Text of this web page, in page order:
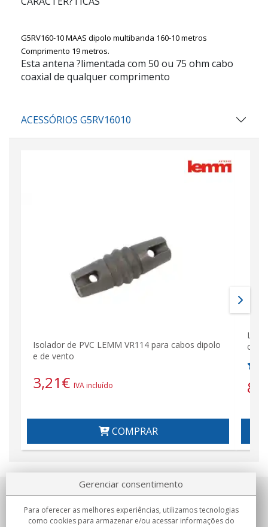
G5RV160-10 MAAS dipolo multibanda 160-10 metros
Comprimento 19 metros.
Esta antena ?limentada com 50 ou 75 ohm cabo
coaxial de qualquer comprimento
ACESSÓRIOS G5RV16010
Isolador de PVC LEMM VR114 para cabos dipolo
e de vento
3,21€ IVA incluído
COMPRAR
Sobre nosotros
Gerenciar consentimento
Para oferecer as melhores experiências, utilizamos tecnologias
como cookies para armazenar e/ou acessar informações do